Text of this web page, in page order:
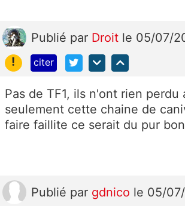
Publié par Droit le 05/07/
!
citer
Pas de TF1, ils n'ont rien perdu
seulement cette chaine de
faire faillite ce serait du pur
Publié par gdnico le 05/